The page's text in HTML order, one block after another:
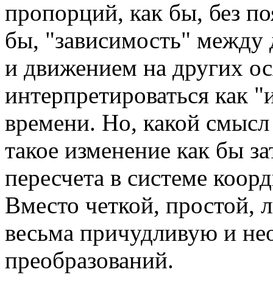
пропорций, как бы, без
бы, "зависимость"
и движением на других
интерпретироваться как
времени. Но, какой
такое изменение как бы
пересчета в системе
Вместо четкой, простой,
весьма причудливую и
преобразований.